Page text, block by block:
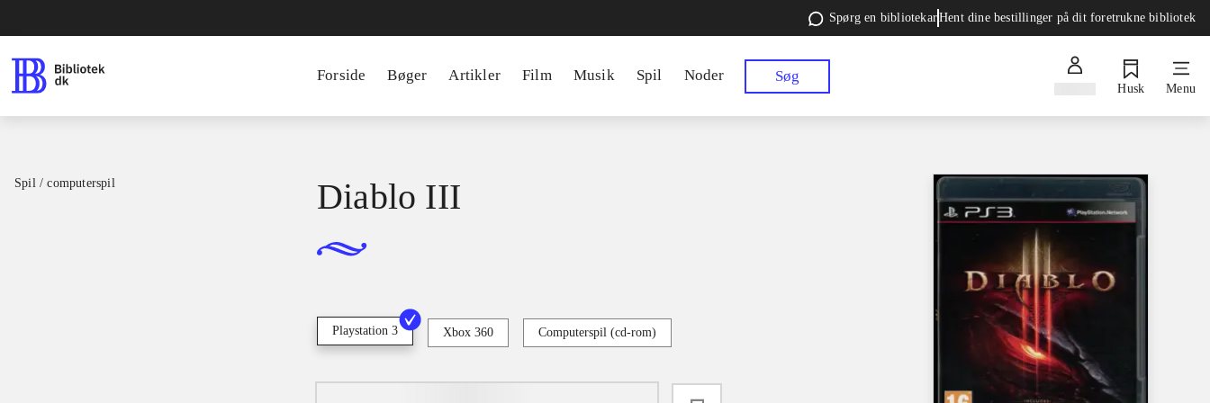
Spørg en bibliotekarHent dine bestillinger på dit foretrukne bibliotek
Forside Bøger Artikler Film Musik Spil Noder Søg
Husk Menu
Spil / computerspil Diablo III
Playstation 3 Xbox 360 Computerspil (cd-rom)